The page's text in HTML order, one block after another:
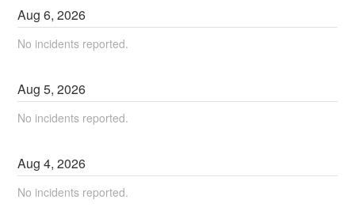
Aug6,2026
No incidents reported.
Aug5,2026
No incidents reported.
Aug4,2026
No incidents reported.